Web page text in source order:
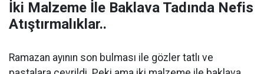
İki Malzeme İle Baklava Tadında Nefis
Atıştırmalıklar..
Ramazan ayının son bulması ile gözler tatlı ve